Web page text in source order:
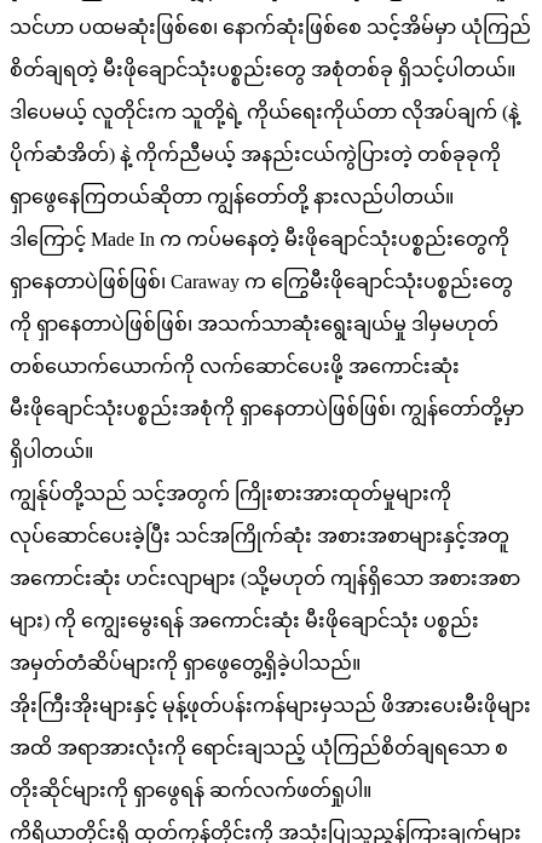
သင်ဟာ ပထမဆုံးဖြစ်စေ၊ နောက်ဆုံးဖြစ်စေ သင့်အိမ်မှာ ယုံကြည်
စိတ်ချရတဲ့ မီးဖိုချောင်သုံးပစ္စည်းတွေ အစုံတစ်ခု ရှိသင့်ပါတယ်။
ဒါပေမယ့် လူတိုင်းက သူတို့ရဲ့ ကိုယ်ရေးကိုယ်တာ လိုအပ်ချက် (နဲ့
ပိုက်ဆံအိတ်) နဲ့ ကိုက်ညီမယ့် ​​အနည်းငယ်ကွဲပြားတဲ့ တစ်ခုခုကို
ရှာဖွေနေကြတယ်ဆိုတာ ကျွန်တော်တို့ နားလည်ပါတယ်။
ဒါကြောင့် Made In က ကပ်မနေတဲ့ မီးဖိုချောင်သုံးပစ္စည်းတွေကို
ရှာနေတာပဲဖြစ်ဖြစ်၊ Caraway က ကြွေမီးဖိုချောင်သုံးပစ္စည်းတွေ
ကို ရှာနေတာပဲဖြစ်ဖြစ်၊ အသက်သာဆုံးရွေးချယ်မှု ဒါမှမဟုတ်
တစ်ယောက်ယောက်ကို လက်ဆောင်ပေးဖို့ အကောင်းဆုံး
မီးဖိုချောင်သုံးပစ္စည်းအစုံကို ရှာနေတာပဲဖြစ်ဖြစ်၊ ကျွန်တော်တို့မှာ
ရှိပါတယ်။
ကျွန်ုပ်တို့သည် သင့်အတွက် ကြိုးစားအားထုတ်မှုများကို
လုပ်ဆောင်ပေးခဲ့ပြီး သင်အကြိုက်ဆုံး အစားအစာများနှင့်အတူ
အကောင်းဆုံး ဟင်းလျာများ (သို့မဟုတ် ကျန်ရှိသော အစားအစာ
များ) ကို ကျွေးမွေးရန် အကောင်းဆုံး မီးဖိုချောင်သုံး ပစ္စည်း
အမှတ်တံဆိပ်များကို ရှာဖွေတွေ့ရှိခဲ့ပါသည်။
အိုးကြီးအိုးများနှင့် မုန့်ဖုတ်ပန်းကန်များမှသည် ဖိအားပေးမီးဖိုများ
အထိ အရာအားလုံးကို ရောင်းချသည့် ယုံကြည်စိတ်ချရသော စ
တိုးဆိုင်များကို ရှာဖွေရန် ဆက်လက်ဖတ်ရှုပါ။
ကိရိယာတိုင်းရှိ ထုတ်ကုန်တိုင်းကို အသုံးပြုသူညွှန်ကြားချက်များ